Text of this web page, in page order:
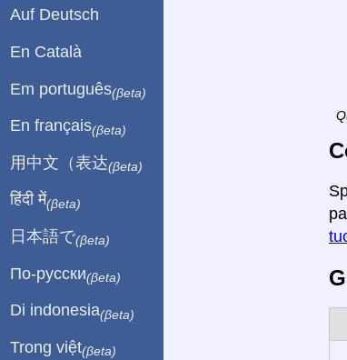
Auf Deutsch
En Català
Em português(βeta)
En français(βeta)
用中文（表达(βeta)
हिंदी में(βeta)
日本語で(βeta)
По-русски(βeta)
Di indonesia(βeta)
Trong việt(βeta)